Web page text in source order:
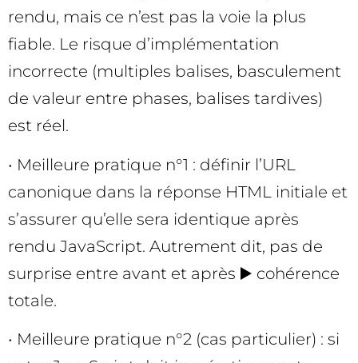
rendu, mais ce n’est pas la voie la plus
fiable. Le risque d’implémentation
incorrecte (multiples balises, basculement
de valeur entre phases, balises tardives)
est réel.
• Meilleure pratique n°1 : définir l’URL
canonique dans la réponse HTML initiale et
s’assurer qu’elle sera identique après
rendu JavaScript. Autrement dit, pas de
surprise entre avant et après ▶️ cohérence
totale.
• Meilleure pratique n°2 (cas particulier) : si